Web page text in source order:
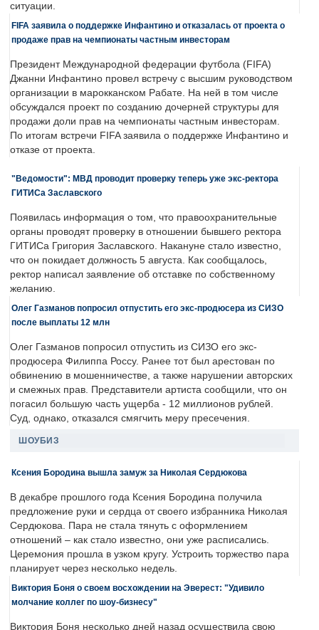
ситуации.
FIFA заявила о поддержке Инфантино и отказалась от проекта о
продаже прав на чемпионаты частным инвесторам
Президент Международной федерации футбола (FIFA)
Джанни Инфантино провел встречу с высшим руководством
организации в марокканском Рабате. На ней в том числе
обсуждался проект по созданию дочерней структуры для
продажи доли прав на чемпионаты частным инвесторам.
По итогам встречи FIFA заявила о поддержке Инфантино и
отказе от проекта.
"Ведомости": МВД проводит проверку теперь уже экс-ректора
ГИТИСа Заславского
Появилась информация о том, что правоохранительные
органы проводят проверку в отношении бывшего ректора
ГИТИСа Григория Заславского. Накануне стало известно,
что он покидает должность 5 августа. Как сообщалось,
ректор написал заявление об отставке по собственному
желанию.
Олег Газманов попросил отпустить его экс-продюсера из СИЗО
после выплаты 12 млн
Олег Газманов попросил отпустить из СИЗО его экс-
продюсера Филиппа Россу. Ранее тот был арестован по
обвинению в мошенничестве, а также нарушении авторских
и смежных прав. Представители артиста сообщили, что он
погасил большую часть ущерба - 12 миллионов рублей.
Суд, однако, отказался смягчить меру пресечения.
ШОУБИЗ
Ксения Бородина вышла замуж за Николая Сердюкова
В декабре прошлого года Ксения Бородина получила
предложение руки и сердца от своего избранника Николая
Сердюкова. Пара не стала тянуть с оформлением
отношений – как стало известно, они уже расписались.
Церемония прошла в узком кругу. Устроить торжество пара
планирует через несколько недель.
Виктория Боня о своем восхождении на Эверест: "Удивило
молчание коллег по шоу-бизнесу"
Виктория Боня несколько дней назад осуществила свою